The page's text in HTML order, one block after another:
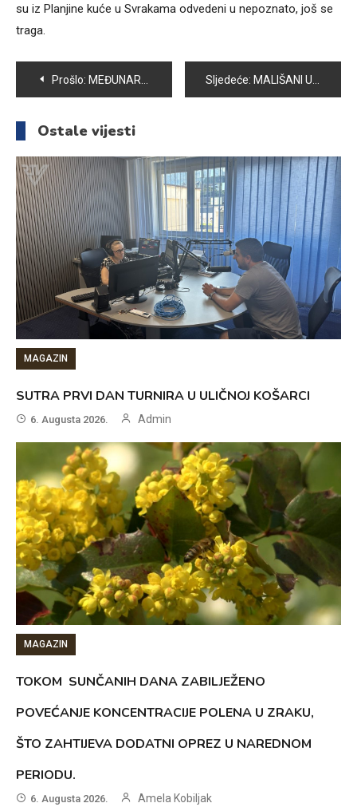
su iz Planjine kuće u Svrakama odvedeni u nepoznato, još se
traga.
Navigacija
članaka
Prošlo: MEĐUNARODNI DAN ODGOJA BEZ BATINA Sljedeće: MALIŠANI U POSJETI VATROGASCIMA POVODOM SVJETSKOG DANA VATROGASACA
Ostale vijesti
MAGAZIN
SUTRA PRVI DAN TURNIRA U ULIČNOJ KOŠARCI
6. Augusta 2026. Admin
MAGAZIN
TOKOM SUNČANIH DANA ZABILJEŽENO
POVEĆANJE KONCENTRACIJE POLENA U ZRAKU,
ŠTO ZAHTIJEVA DODATNI OPREZ U NAREDNOM
PERIODU.
6. Augusta 2026. Amela Kobiljak